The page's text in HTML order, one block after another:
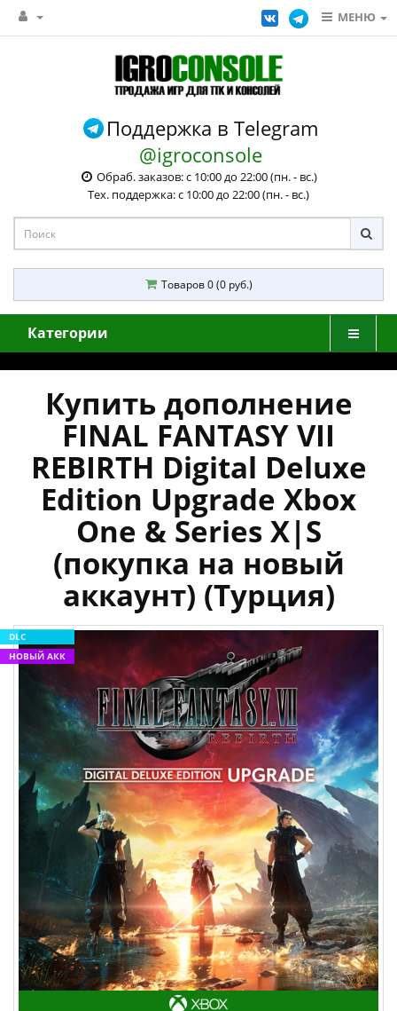
МЕНЮ
Поддержка в Telegram
@igroconsole
Обраб. заказов: с 10:00 до 22:00 (пн. - вс.)
Тех. поддержка: с 10:00 до 22:00 (пн. - вс.)
Товаров 0 (0 руб.)
Категории
Купить дополнение
FINAL FANTASY VII
REBIRTH Digital Deluxe
Edition Upgrade Xbox
One & Series X|S
(покупка на новый
аккаунт) (Турция)
DLC
НОВЫЙ АКК